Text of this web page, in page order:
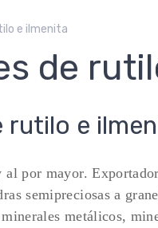
e ilmenita
de
rutilo e
al por mayor.
semipreciosas a
metálicos,